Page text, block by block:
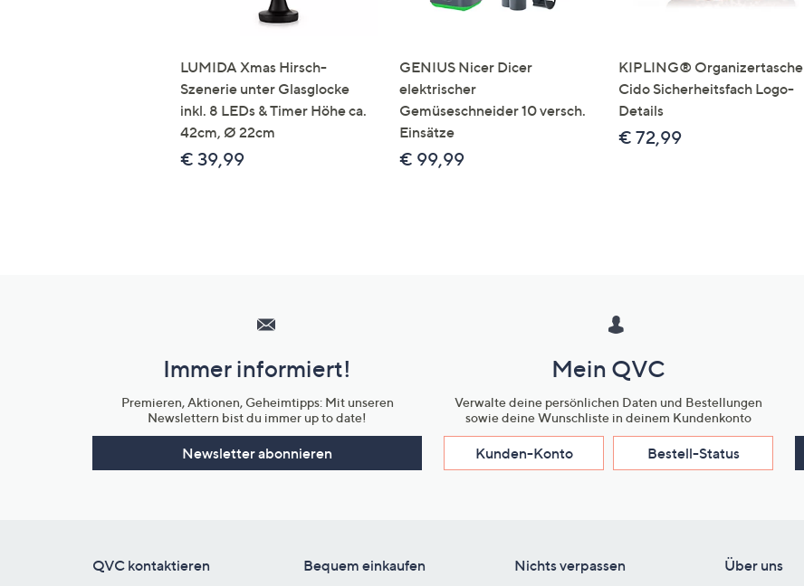
LUMIDA Xmas Hirsch-
Szenerie unter Glasglocke
inkl. 8 LEDs & Timer Höhe ca.
42cm, Ø 22cm
€ 39,99
GENIUS Nicer Dicer
elektrischer
Gemüseschneider 10 versch.
Einsätze
€ 99,99
KIPLING® Organizertasche
Cido Sicherheitsfach Logo-
Details
€ 72,99
Unternehmensinformationen
Immer informiert!
Premieren, Aktionen, Geheimtipps: Mit unseren
Newslettern bist du immer up to date!
Newsletter abonnieren
Mein QVC
Verwalte deine persönlichen Daten und Bestellungen
sowie deine Wunschliste in deinem Kundenkonto
Kunden-Konto Bestell-Status
QVC kontaktieren Bequem einkaufen Nichts verpassen Über uns